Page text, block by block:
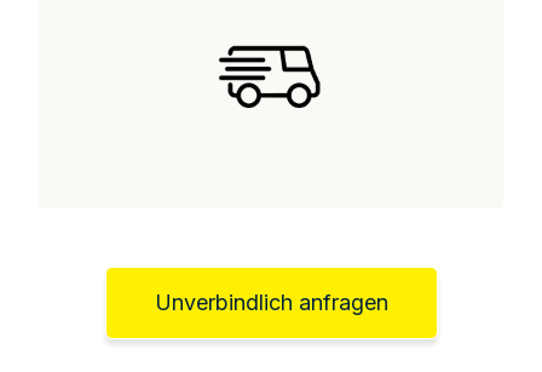
Unverbindlich anfragen